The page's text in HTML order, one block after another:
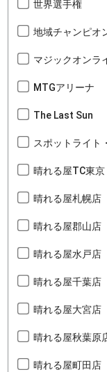
世界選手権
地域チャンピオ
マジックオンラ
MTGアリーナ
The Last Sun
スポットライト
晴れる屋TC東京
晴れる屋札幌店
晴れる屋郡山店
晴れる屋水戸店
晴れる屋千葉店
晴れる屋大宮店
晴れる屋秋葉原
晴れる屋町田店